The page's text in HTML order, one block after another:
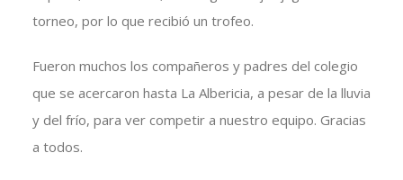
torneo, por lo que recibió un trofeo.
Fueron muchos los compañeros y padres del colegio
que se acercaron hasta La Albericia, a pesar de la lluvia
y del frío, para ver competir a nuestro equipo. Gracias
a todos.